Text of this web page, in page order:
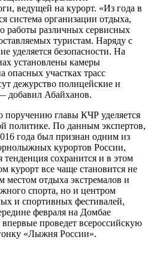
ведущей на курорт. «Из года в
система организации отдыха,
работы различных сервисных
туристам. Наряду с
уделяется безопасности. На
установлены камеры
опасных участках трасс
дежурство полицейские и
добавил Абайханов.
поручению главы КЧР уделяется
политике. По данным экспертов,
года был признан одним из
курортов России,
тенденция сохранится и в этом
курорт все чаще становится не
местом отдыха экстремалов и
спорта, но и центром
и спортивных фестивалей,
февраля на Домбае
впервые проведет всероссийскую
«Лыжня России».